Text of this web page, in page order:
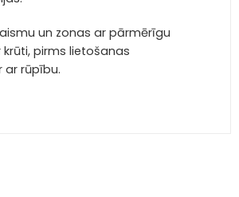
un zonas ar pārmērīgu
pirms lietošanas
ar rūpību.